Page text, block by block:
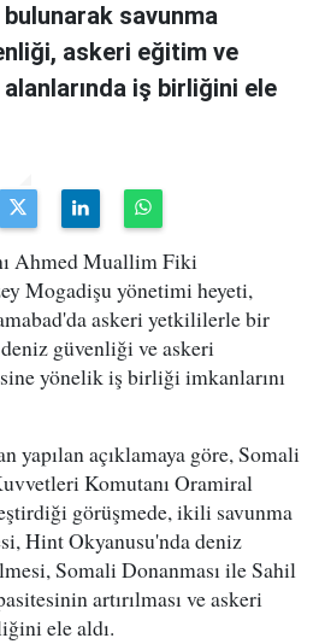
savunma
askeri eğitim ve
iş birliğini ele
Ahmed Muallim Fiki
Mogadişu yönetimi heyeti,
askeri yetkililerle bir
güvenliği ve askeri
yönelik iş birliği imkanlarını
yapılan açıklamaya göre, Somali
Komutanı Oramiral
görüşmede, ikili savunma
Hint Okyanusu'nda deniz
Somali Donanması ile Sahil
artırılması ve askeri
ele aldı.